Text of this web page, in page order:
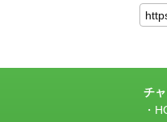
の
記
ラ
ッ
チ